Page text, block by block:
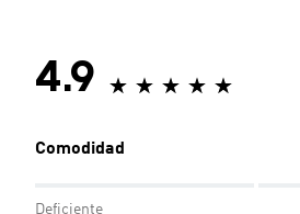
4.9
Comodidad
Deficiente